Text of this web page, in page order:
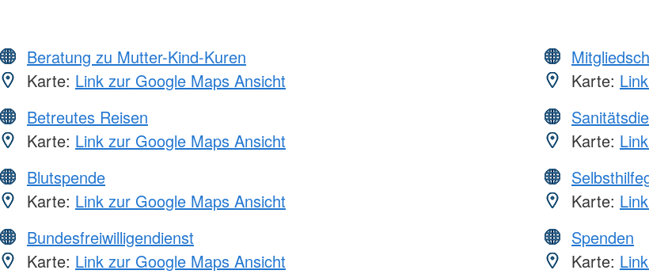
Beratung zu Mutter-Kind-Kuren
Karte: Link zur Google Maps Ansicht
Betreutes Reisen
Karte: Link zur Google Maps Ansicht
Blutspende
Karte: Link zur Google Maps Ansicht
Bundesfreiwilligendienst
Karte: Link zur Google Maps Ansicht
Karte:
Karte:
Karte:
Spenden
Karte: